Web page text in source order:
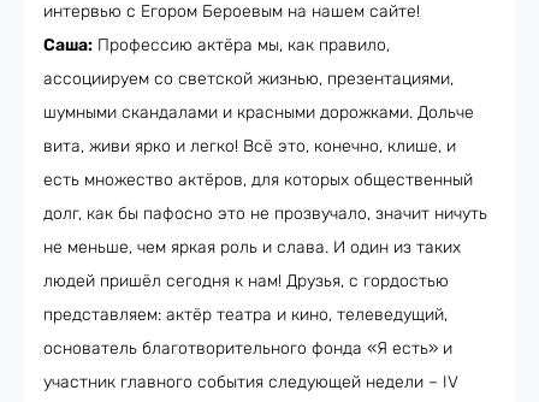
интервью с Егором Бероевым на нашем сайте!
Саша: Профессию актёра мы, как правило,
ассоциируем со светской жизнью, презентациями,
шумными скандалами и красными дорожками. Дольче
вита, живи ярко и легко! Всё это, конечно, клише, и
есть множество актёров, для которых общественный
долг, как бы пафосно это не прозвучало, значит ничуть
не меньше, чем яркая роль и слава. И один из таких
людей пришёл сегодня к нам! Друзья, с гордостью
представляем: актёр театра и кино, телеведущий,
основатель благотворительного фонда «Я есть» и
участник главного события следующей недели – IV